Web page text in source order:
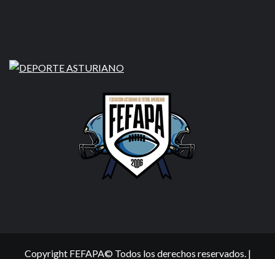
Copyright FEFAPA© Todos los derechos reservados. |